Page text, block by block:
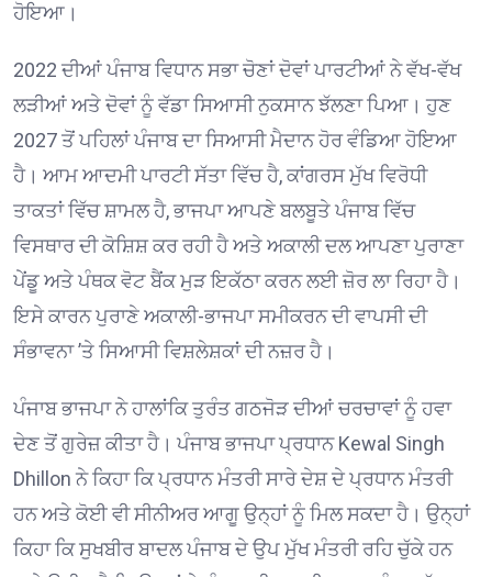
ਹੋਇਆ।
2022 ਦੀਆਂ ਪੰਜਾਬ ਵਿਧਾਨ ਸਭਾ ਚੋਣਾਂ ਦੋਵਾਂ ਪਾਰਟੀਆਂ ਨੇ ਵੱਖ-ਵੱਖ
ਲੜੀਆਂ ਅਤੇ ਦੋਵਾਂ ਨੂੰ ਵੱਡਾ ਸਿਆਸੀ ਨੁਕਸਾਨ ਝੱਲਣਾ ਪਿਆ। ਹੁਣ
2027 ਤੋਂ ਪਹਿਲਾਂ ਪੰਜਾਬ ਦਾ ਸਿਆਸੀ ਮੈਦਾਨ ਹੋਰ ਵੰਡਿਆ ਹੋਇਆ
ਹੈ। ਆਮ ਆਦਮੀ ਪਾਰਟੀ ਸੱਤਾ ਵਿੱਚ ਹੈ, ਕਾਂਗਰਸ ਮੁੱਖ ਵਿਰੋਧੀ
ਤਾਕਤਾਂ ਵਿੱਚ ਸ਼ਾਮਲ ਹੈ, ਭਾਜਪਾ ਆਪਣੇ ਬਲਬੂਤੇ ਪੰਜਾਬ ਵਿੱਚ
ਵਿਸਥਾਰ ਦੀ ਕੋਸ਼ਿਸ਼ ਕਰ ਰਹੀ ਹੈ ਅਤੇ ਅਕਾਲੀ ਦਲ ਆਪਣਾ ਪੁਰਾਣਾ
ਪੇਂਡੂ ਅਤੇ ਪੰਥਕ ਵੋਟ ਬੈਂਕ ਮੁੜ ਇਕੱਠਾ ਕਰਨ ਲਈ ਜ਼ੋਰ ਲਾ ਰਿਹਾ ਹੈ।
ਇਸੇ ਕਾਰਨ ਪੁਰਾਣੇ ਅਕਾਲੀ-ਭਾਜਪਾ ਸਮੀਕਰਨ ਦੀ ਵਾਪਸੀ ਦੀ
ਸੰਭਾਵਨਾ ’ਤੇ ਸਿਆਸੀ ਵਿਸ਼ਲੇਸ਼ਕਾਂ ਦੀ ਨਜ਼ਰ ਹੈ।
ਪੰਜਾਬ ਭਾਜਪਾ ਨੇ ਹਾਲਾਂਕਿ ਤੁਰੰਤ ਗਠਜੋੜ ਦੀਆਂ ਚਰਚਾਵਾਂ ਨੂੰ ਹਵਾ
ਦੇਣ ਤੋਂ ਗੁਰੇਜ਼ ਕੀਤਾ ਹੈ। ਪੰਜਾਬ ਭਾਜਪਾ ਪ੍ਰਧਾਨKewal Singh
Dhillon ਨੇ ਕਿਹਾ ਕਿ ਪ੍ਰਧਾਨ ਮੰਤਰੀ ਸਾਰੇ ਦੇਸ਼ ਦੇ ਪ੍ਰਧਾਨ ਮੰਤਰੀ
ਹਨ ਅਤੇ ਕੋਈ ਵੀ ਸੀਨੀਅਰ ਆਗੂ ਉਨ੍ਹਾਂ ਨੂੰ ਮਿਲ ਸਕਦਾ ਹੈ। ਉਨ੍ਹਾਂ
ਕਿਹਾ ਕਿ ਸੁਖਬੀਰ ਬਾਦਲ ਪੰਜਾਬ ਦੇ ਉਪ ਮੁੱਖ ਮੰਤਰੀ ਰਹਿ ਚੁੱਕੇ ਹਨ